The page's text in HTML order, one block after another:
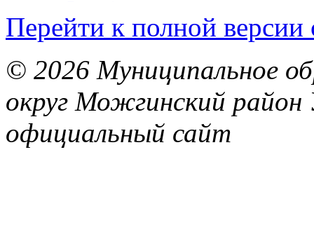
Перейти к полной версии
© 2026 Муниципальное
округ Можгинский район
официальный сайт